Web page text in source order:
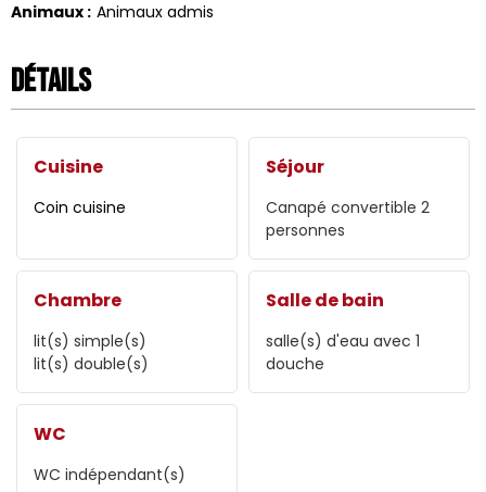
Animaux : Animaux admis
Détails
Cuisine
Coin cuisine
Séjour
Canapé convertible 2
personnes
Chambre
lit(s) simple(s)
lit(s) double(s)
Salle de bain
salle(s) d'eau avec 1
douche
WC
WC indépendant(s)